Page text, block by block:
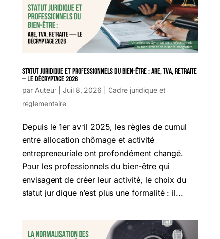
Statut juridique et professionnels du bien-être : ARE, TVA, retraite
— le décryptage 2026
par Auteur| Juil 8, 2026
Cadre juridique et
réglementaire
Depuis le 1er avril 2025, les règles de cumul
entre allocation chômage et activité
entrepreneuriale ont profondément changé.
Pour les professionnels du bien-être qui
envisagent de créer leur activité, le choix du
statut juridique n’est plus une formalité : il...